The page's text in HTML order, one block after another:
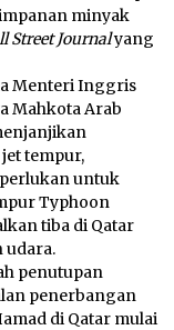
minyak
Street Journalyang
Menteri Inggris
Mahkota Arab
tempur,
untuk
Typhoon
tiba di Qatar
udara.
penutupan
penerbangan
di Qatar mulai